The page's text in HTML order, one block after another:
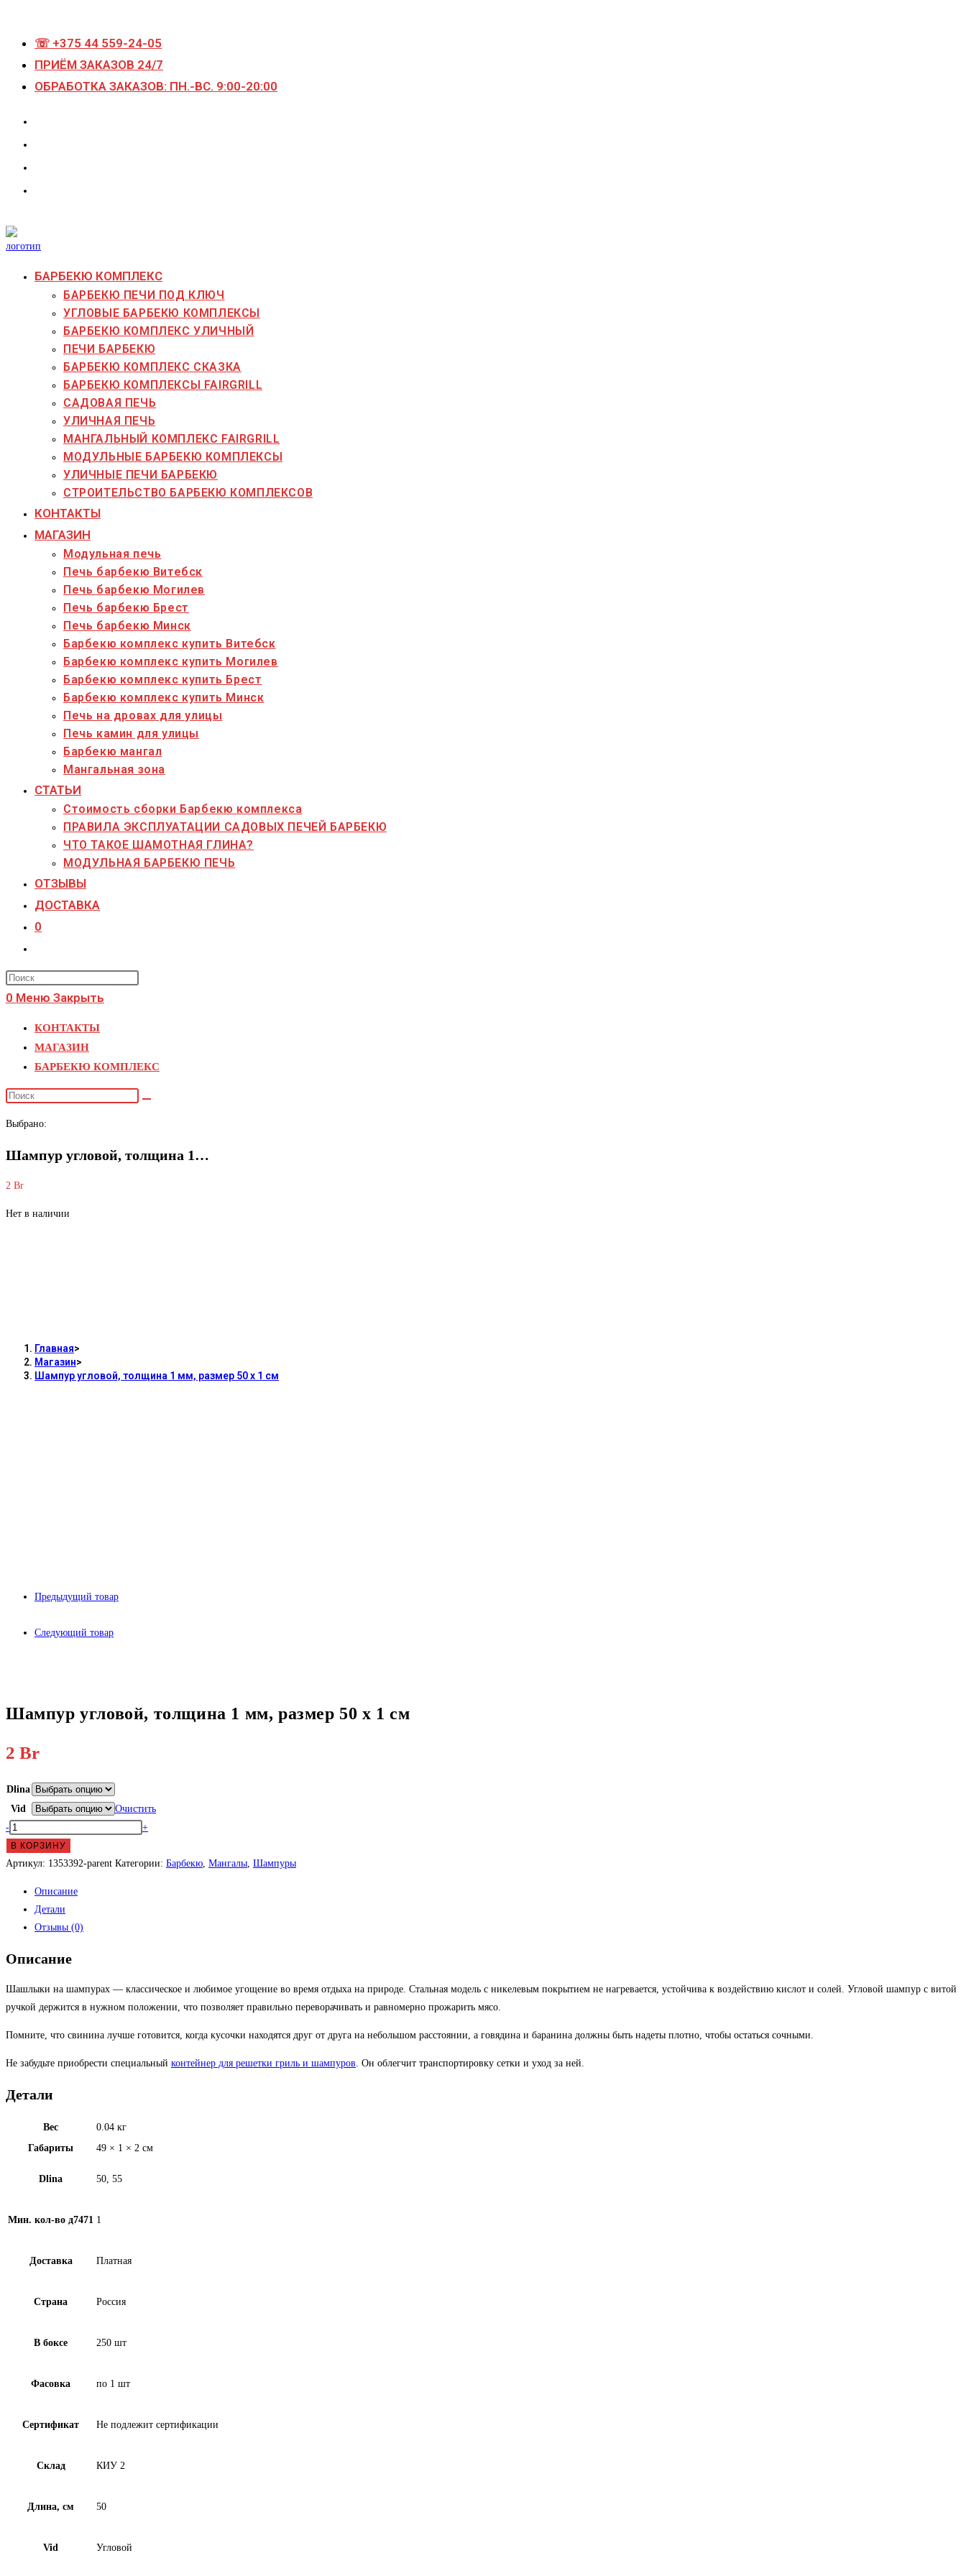
содержимому
☏ +375 44 559-24-05
ПРИЁМ ЗАКАЗОВ 24/7
ОБРАБОТКА ЗАКАЗОВ: ПН.-ВС. 9:00-20:00
БАРБЕКЮ КОМПЛЕКС
БАРБЕКЮ ПЕЧИ ПОД КЛЮЧ
УГЛОВЫЕ БАРБЕКЮ КОМПЛЕКСЫ
БАРБЕКЮ КОМПЛЕКС УЛИЧНЫЙ
ПЕЧИ БАРБЕКЮ
БАРБЕКЮ КОМПЛЕКС СКАЗКА
БАРБЕКЮ КОМПЛЕКСЫ FAIRGRILL
САДОВАЯ ПЕЧЬ
УЛИЧНАЯ ПЕЧЬ
МАНГАЛЬНЫЙ КОМПЛЕКС FAIRGRILL
МОДУЛЬНЫЕ БАРБЕКЮ КОМПЛЕКСЫ
УЛИЧНЫЕ ПЕЧИ БАРБЕКЮ
СТРОИТЕЛЬСТВО БАРБЕКЮ КОМПЛЕКСОВ
КОНТАКТЫ
МАГАЗИН
Модульная печь
Печь барбекю Витебск
Печь барбекю Могилев
Печь барбекю Брест
Печь барбекю Минск
Барбекю комплекс купить Витебск
Барбекю комплекс купить Могилев
Барбекю комплекс купить Брест
Барбекю комплекс купить Минск
Печь на дровах для улицы
Печь камин для улицы
Барбекю мангал
Мангальная зона
СТАТЬИ
Стоимость сборки Барбекю комплекса
ПРАВИЛА ЭКСПЛУАТАЦИИ САДОВЫХ ПЕЧЕЙ БАРБЕКЮ
ЧТО ТАКОЕ ШАМОТНАЯ ГЛИНА?
МОДУЛЬНАЯ БАРБЕКЮ ПЕЧЬ
ОТЗЫВЫ
ДОСТАВКА
0
поиск
сайту
search
0 Меню Закрыть
КОНТАКТЫ
МАГАЗИН
БАРБЕКЮ КОМПЛЕКС
Поиск
сайте
Выбрано:
Шампур угловой, толщина 1…
2 Br
Нет в наличии
Главная>
Магазин>
Шампур угловой, толщина 1 мм, размер 50 х 1 см
Предыдущий товар
Следующий товар
Шампур угловой, толщина 1 мм, размер 50 х 1 см
2 Br
Dlina
Vid
Очистить
Количество
товара
Шампур
толщина
размер
х
1
- +
В КОРЗИНУ
Артикул: 1353392-parent Категории: Барбекю, Мангалы, Шампуры
Описание
Детали
Отзывы (0)
Описание
Шашлыки на шампурах — классическое и любимое угощение во время отдыха на природе. Стальная модель с никелевым покрытием не нагревается, устойчива к воздействию кислот и солей. Угловой шампур с витой
ручкой держится в нужном положении, что позволяет правильно переворачивать и равномерно прожарить мясо.
Помните, что свинина лучше готовится, когда кусочки находятся друг от друга на небольшом расстоянии, а говядина и баранина должны быть надеты плотно, чтобы остаться сочными.
Не забудьте приобрести специальный контейнер для решетки гриль и шампуров. Он облегчит транспортировку сетки и уход за ней.
Детали
Вес
0.04 кг
Габариты
49 × 1 × 2 см
Dlina 50, 55
Мин. кол-во д7471 1
Доставка Платная
Страна Россия
В боксе 250 шт
Фасовка по 1 шт
Сертификат Не подлежит сертификации
Склад КИУ 2
Длина, см 50
Vid Угловой